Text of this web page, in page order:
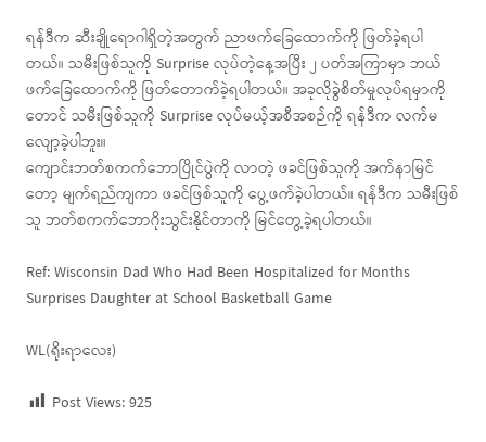
ရန်ဒီက ဆီးချိုရောဂါရှိတဲ့အတွက် ညာဖက်ခြေထောက်ကို ဖြတ်ခဲ့ရပါ
တယ်။ သမီးဖြစ်သူကို Surprise လုပ်တဲ့နေ့အပြီး ၂ ပတ်အကြာမှာ ဘယ်
ဖက်ခြေထောက်ကို ဖြတ်‌တောက်ခဲ့ရပါတယ်။ အခုလိုခွဲစိတ်မှုလုပ်ရမှာကို
တောင် သမီးဖြစ်သူကို Surprise လုပ်မယ့်အစီအစဉ်ကို ရန်ဒီက လက်မ
လျော့ခဲ့ပါဘူး။
ကျောင်းဘတ်စကက်ဘောပြိုင်ပွဲကို လာတဲ့ ဖခင်ဖြစ်သူကို အက်နာမြင်
တော့ မျက်ရည်ကျကာ ဖခင်ဖြစ်သူကို ပွေ့ဖက်ခဲ့ပါတယ်။ ရန်ဒီက သမီးဖြစ်
သူ ဘတ်စကက်ဘောဂိုးသွင်းနိုင်တာကို မြင်တွေ့ခဲ့ရပါတယ်။
Ref: Wisconsin Dad Who Had Been Hospitalized for Months
Surprises Daughter at School Basketball Game
WL(ရိုးရာလေး)
Post Views:925